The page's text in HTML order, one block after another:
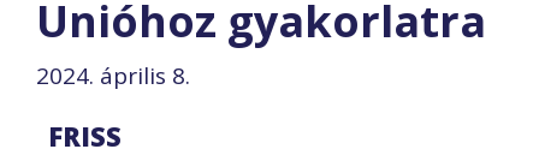
Unióhoz gyakorlatra
2024. április 8.
FRISS